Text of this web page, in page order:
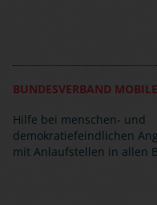
BUNDESVERBAND
Hilfe bei menschen- und
demokratiefeindlichen
mit Anlaufstellen in allen